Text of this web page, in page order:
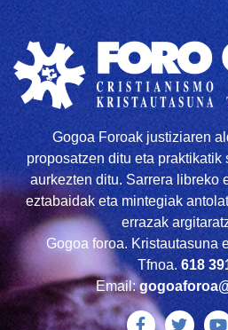
Gogoa Foroak justiziaren
proposatzen ditu eta praktikatik
aurkezten ditu. Sarrera libreko
eztabaidak eta mintegiak
errazak
Gogoa foroa. Kristautasuna
Tfnoa. 618
Email: